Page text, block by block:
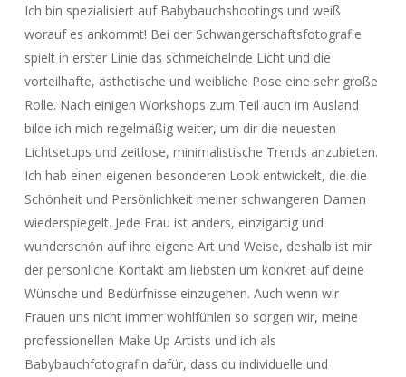
Ich bin spezialisiert auf Babybauchshootings und weiß
worauf es ankommt! Bei der Schwangerschaftsfotografie
spielt in erster Linie das schmeichelnde Licht und die
vorteilhafte, ästhetische und weibliche Pose eine sehr große
Rolle. Nach einigen Workshops zum Teil auch im Ausland
bilde ich mich regelmäßig weiter, um dir die neuesten
Lichtsetups und zeitlose, minimalistische Trends anzubieten.
Ich hab einen eigenen besonderen Look entwickelt, die die
Schönheit und Persönlichkeit meiner schwangeren Damen
wiederspiegelt. Jede Frau ist anders, einzigartig und
wunderschön auf ihre eigene Art und Weise, deshalb ist mir
der persönliche Kontakt am liebsten um konkret auf deine
Wünsche und Bedürfnisse einzugehen. Auch wenn wir
Frauen uns nicht immer wohlfühlen so sorgen wir, meine
professionellen Make Up Artists und ich als
Babybauchfotografin dafür, dass du individuelle und